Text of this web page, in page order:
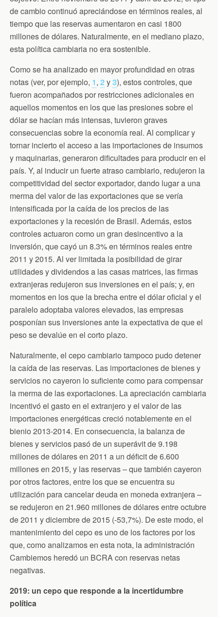
de cambio continuó apreciándose en términos reales, al
tiempo que las reservas aumentaron en casi 1800
millones de dólares. Naturalmente, en el mediano plazo,
esta política cambiaria no era sostenible.
Como se ha analizado en mayor profundidad en otras
notas (ver, por ejemplo, 1, 2y3), estos controles, que
fueron acompañados por restricciones adicionales en
aquellos momentos en los que las presiones sobre el
dólar se hacían más intensas, tuvieron graves
consecuencias sobre la economía real. Al complicar y
tornar incierto el acceso a las importaciones de insumos
y maquinarias, generaron dificultades para producir en el
país. Y, al inducir un fuerte atraso cambiario, redujeron la
competitividad del sector exportador, dando lugar a una
merma del valor de las exportaciones que se vería
intensificada por la caída de los precios de las
exportaciones y la recesión de Brasil. Además, estos
controles actuaron como un gran desincentivo a la
inversión, que cayó un 8.3% en términos reales entre
2011 y 2015. Al ver limitada la posibilidad de girar
utilidades y dividendos a las casas matrices, las firmas
extranjeras redujeron sus inversiones en el país; y, en
momentos en los que la brecha entre el dólar oficial y el
paralelo adoptaba valores elevados, las empresas
posponían sus inversiones ante la expectativa de que el
peso se devalúe en el corto plazo.
Naturalmente, el cepo cambiario tampoco pudo detener
la caída de las reservas. Las importaciones de bienes y
servicios no cayeron lo suficiente como para compensar
la merma de las exportaciones. La apreciación cambiaria
incentivó el gasto en el extranjero y el valor de las
importaciones energéticas creció notablemente en el
bienio 2013-2014. En consecuencia, la balanza de
bienes y servicios pasó de un superávit de 9.198
millones de dólares en 2011 a un déficit de 6.600
millones en 2015, y las reservas – que también cayeron
por otros factores, entre los que se encuentra su
utilización para cancelar deuda en moneda extranjera –
se redujeron en 21.960 millones de dólares entre octubre
de 2011 y diciembre de 2015 (-53,7%). De este modo, el
mantenimiento del cepo es uno de los factores por los
que, como analizamos en esta nota, la administración
Cambiemos heredó un BCRA con reservas netas
negativas.
2019: un cepo que responde a la incertidumbre
política